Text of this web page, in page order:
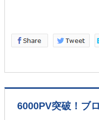
6000PV突破！ブ